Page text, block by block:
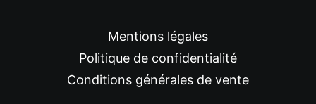
Mentions légales
Politique de confidentialité
Conditions générales de vente